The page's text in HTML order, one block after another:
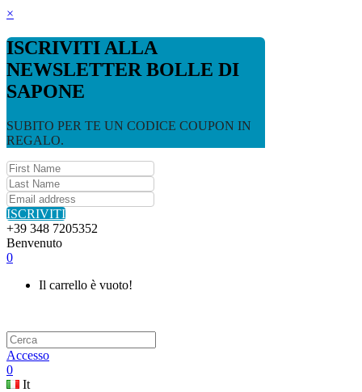
×
ISCRIVITI ALLA
NEWSLETTER BOLLE DI
SAPONE
SUBITO PER TE UN CODICE COUPON IN
REGALO.
ISCRIVITI
+39 348 7205352
Benvenuto
0
Il carrello è vuoto!
Accesso
0
It